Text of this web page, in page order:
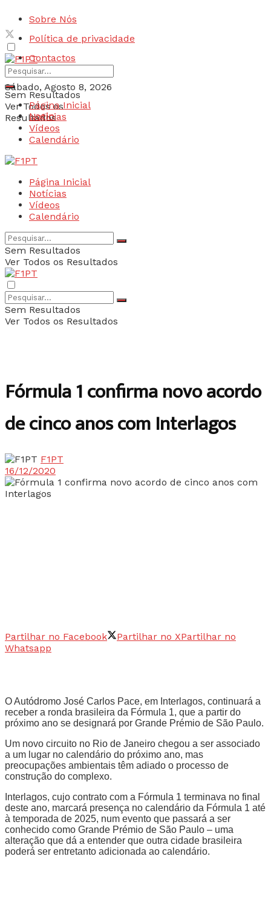
Sobre Nós
Política de privacidade
Contactos
Sábado, Agosto 8, 2026
Login
Sem Resultados
Ver Todos os
Resultados
Página Inicial
Notícias
Vídeos
Calendário
Página Inicial
Notícias
Vídeos
Calendário
Sem Resultados
Ver Todos os Resultados
Sem Resultados
Ver Todos os Resultados
Fórmula 1 confirma novo acordo
de cinco anos com Interlagos
F1PT
16/12/2020
Partilhar no Facebook Partilhar no XPartilhar no
Whatsapp
O Autódromo José Carlos Pace, em Interlagos, continuará a
receber a ronda brasileira da Fórmula 1, que a partir do
próximo ano se designará por Grande Prémio de São Paulo.
Um novo circuito no Rio de Janeiro chegou a ser associado
a um lugar no calendário do próximo ano, mas
preocupações ambientais têm adiado o processo de
construção do complexo.
Interlagos, cujo contrato com a Fórmula 1 terminava no final
deste ano, marcará presença no calendário da Fórmula 1 até
à temporada de 2025, num evento que passará a ser
conhecido como Grande Prémio de São Paulo – uma
alteração que dá a entender que outra cidade brasileira
poderá ser entretanto adicionada ao calendário.